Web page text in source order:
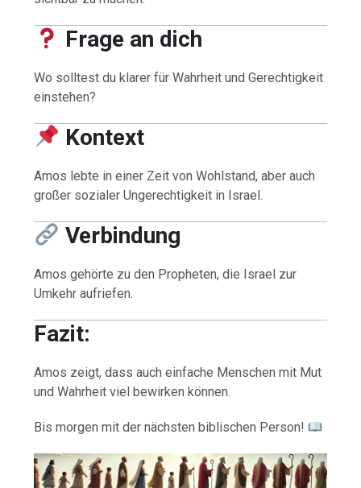
Frage an dich
Wo solltest du klarer für Wahrheit und Gerechtigkeit
einstehen?
Kontext
Amos lebte in einer Zeit von Wohlstand, aber auch
großer sozialer Ungerechtigkeit in Israel.
Verbindung
Amos gehörte zu den Propheten, die Israel zur
Umkehr aufriefen.
Fazit:
Amos zeigt, dass auch einfache Menschen mit Mut
und Wahrheit viel bewirken können.
Bis morgen mit der nächsten biblischen Person!